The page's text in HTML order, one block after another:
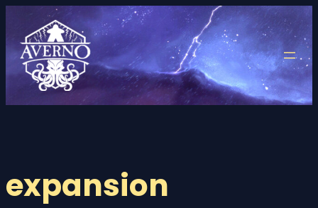
contenido
expansion